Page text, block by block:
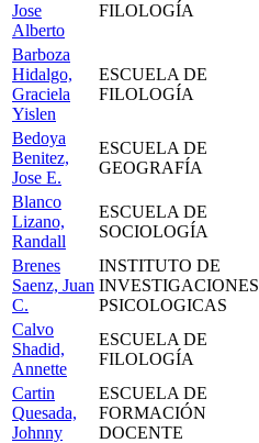
Jose
Alberto
FILOLOGÍA
Barboza
Hidalgo,
Graciela
Yislen
ESCUELA DE
FILOLOGÍA
Bedoya
Benitez,
Jose E.
ESCUELA DE
GEOGRAFÍA
Blanco
Lizano,
Randall
ESCUELA DE
SOCIOLOGÍA
Brenes
Saenz, Juan
C.
INSTITUTO DE
INVESTIGACIONES
PSICOLOGICAS
Calvo
Shadid,
Annette
ESCUELA DE
FILOLOGÍA
Cartin
Quesada,
Johnny
ESCUELA DE
FORMACIÓN
DOCENTE